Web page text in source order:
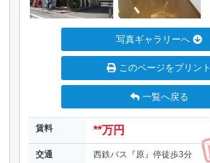
写真ギャラリーへ
このページをプリント
一覧へ戻る
賃料 **万円
交通 西鉄バス『原』停徒歩3分